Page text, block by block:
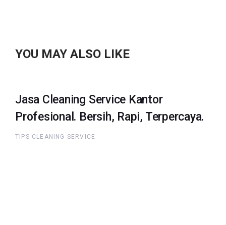
YOU MAY ALSO LIKE
Jasa Cleaning Service Kantor
Profesional. Bersih, Rapi, Terpercaya.
TIPS CLEANING SERVICE